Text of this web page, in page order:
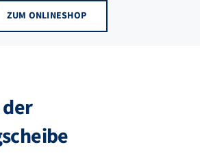
ZUM ONLINESHOP